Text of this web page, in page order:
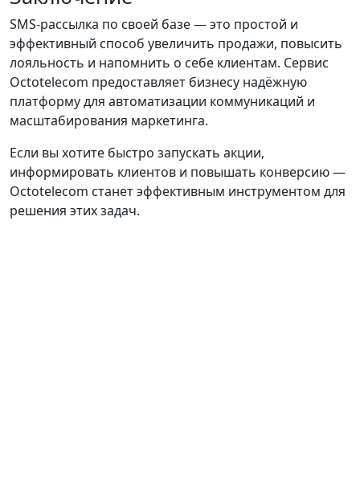
SMS-рассылка по своей базе — это простой и
эффективный способ увеличить продажи, повысить
лояльность и напомнить о себе клиентам. Сервис
Octotelecom предоставляет бизнесу надёжную
платформу для автоматизации коммуникаций и
масштабирования маркетинга.
Если вы хотите быстро запускать акции,
информировать клиентов и повышать конверсию —
Octotelecom станет эффективным инструментом для
решения этих задач.